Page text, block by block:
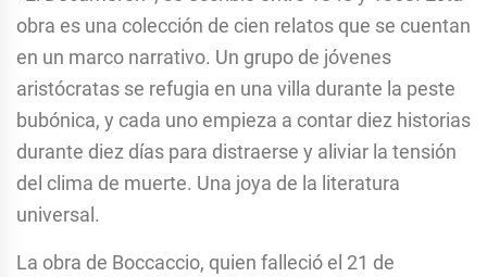
obra es una colección de cien relatos que se cuentan
en un marco narrativo. Un grupo de jóvenes
aristócratas se refugia en una villa durante la peste
bubónica, y cada uno empieza a contar diez historias
durante diez días para distraerse y aliviar la tensión
del clima de muerte. Una joya de la literatura
universal.
La obra de Boccaccio, quien falleció el 21 de